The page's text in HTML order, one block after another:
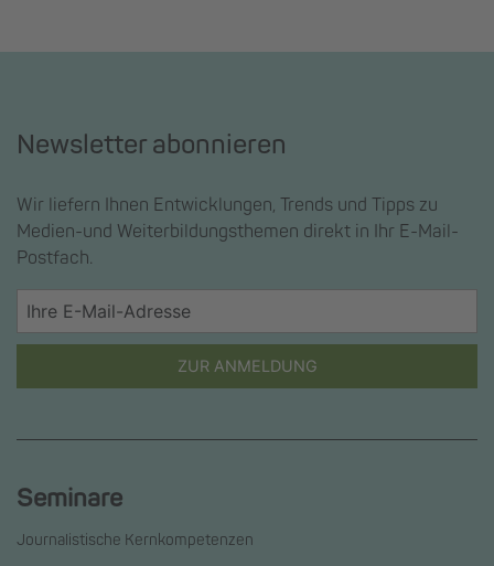
Newsletter abonnieren
Wir liefern Ihnen Entwicklungen, Trends und Tipps zu
Medien-und Weiterbildungsthemen direkt in Ihr E-Mail-
Postfach.
ZUR ANMELDUNG
Seminare
Journalistische Kernkompetenzen